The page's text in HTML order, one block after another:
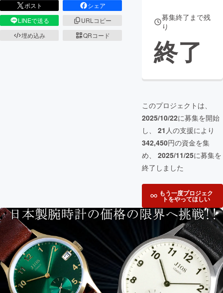
ポスト
シェア
LINEで送る
URLコピー
埋め込み
QRコード
募集終了まで残
り
終了
このプロジェクトは、
2025/10/22に募集を開始
し、 21 人の支援により
342,450円の資金を集
め、 2025/11/25に募集を
終了しました
もう一度プロジェク
トをやってほしい